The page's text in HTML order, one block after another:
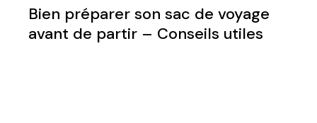
Bien préparer son sac de voyage
avant de partir – Conseils utiles